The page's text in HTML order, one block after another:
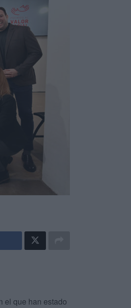
el que han estado